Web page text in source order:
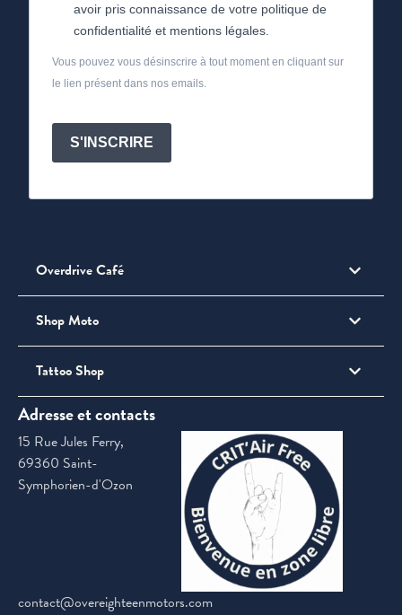
avoir pris connaissance de votre politique de
confidentialité et mentions légales.
Vous pouvez vous désinscrire à tout moment en cliquant sur
le lien présent dans nos emails.
S'INSCRIRE
Overdrive Café
Shop Moto
Tattoo Shop
Adresse et contacts
15 Rue Jules Ferry,
69360 Saint-
Symphorien-d'Ozon
contact@overeighteenmotors.com